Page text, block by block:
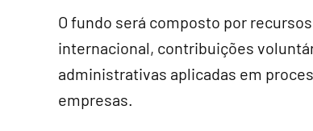
O fundo será composto por
internacional, contribuições
administrativas aplicadas em
empresas.